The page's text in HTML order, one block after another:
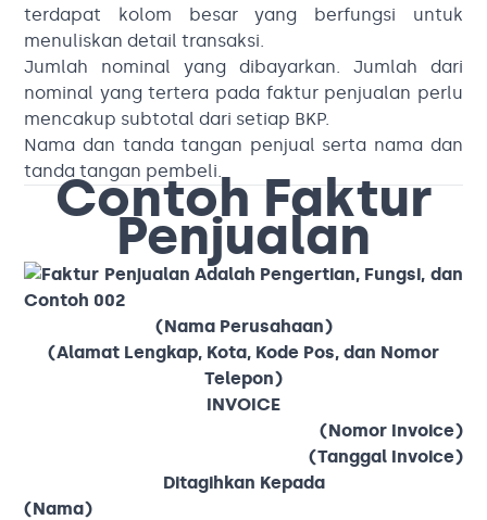
terdapat kolom besar yang berfungsi untuk
menuliskan detail transaksi.
Jumlah nominal yang dibayarkan. Jumlah dari
nominal yang tertera pada faktur penjualan perlu
mencakup subtotal dari setiap BKP.
Nama dan tanda tangan penjual serta nama dan
tanda tangan pembeli.
Contoh Faktur
Penjualan
(Nama Perusahaan)
(Alamat Lengkap, Kota, Kode Pos, dan Nomor
Telepon)
INVOICE
(Nomor Invoice)
(Tanggal Invoice)
Ditagihkan Kepada
(Nama)